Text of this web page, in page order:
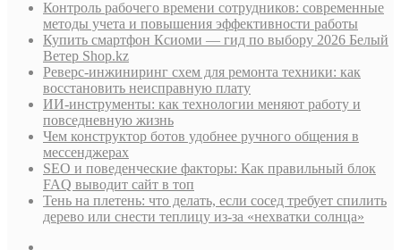
Контроль рабочего времени сотрудников: современные
методы учета и повышения эффективности работы
Купить смартфон Ксиоми — гид по выбору 2026 Белый
Ветер Shop.kz
Реверс-инжиниринг схем для ремонта техники: как
восстановить неисправную плату
ИИ-инструменты: как технологии меняют работу и
повседневную жизнь
Чем конструктор ботов удобнее ручного общения в
мессенджерах
SEO и поведенческие факторы: Как правильный блок
FAQ выводит сайт в топ
Тень на плетень: что делать, если сосед требует спилить
дерево или снести теплицу из-за «нехватки солнца»